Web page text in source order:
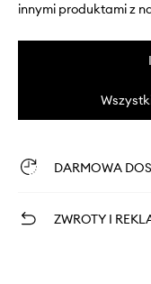
innymi produktami z
DARMOWA
ZWROTY I